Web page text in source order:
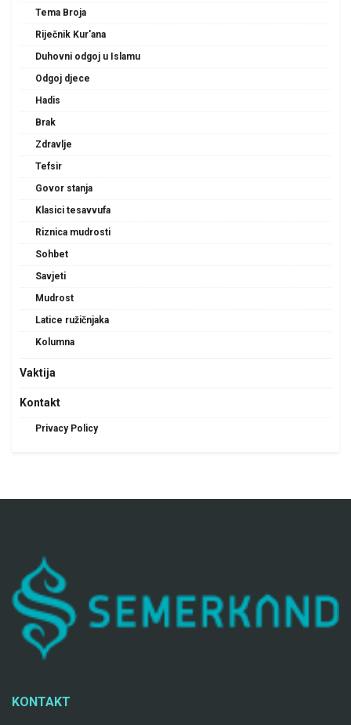
Tema Broja
Riječnik Kur'ana
Duhovni odgoj u Islamu
Odgoj djece
Hadis
Brak
Zdravlje
Tefsir
Govor stanja
Klasici tesavvufa
Riznica mudrosti
Sohbet
Savjeti
Mudrost
Latice ružičnjaka
Kolumna
Vaktija
Kontakt
Privacy Policy
KONTAKT